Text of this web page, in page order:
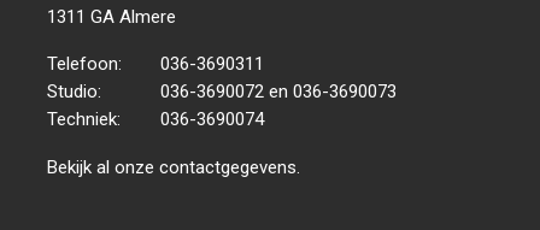
1311 GA Almere
Telefoon:
036-3690311
Studio:
036-3690072 en 036-3690073
Techniek:
036-3690074
Bekijk al onzecontactgegevens